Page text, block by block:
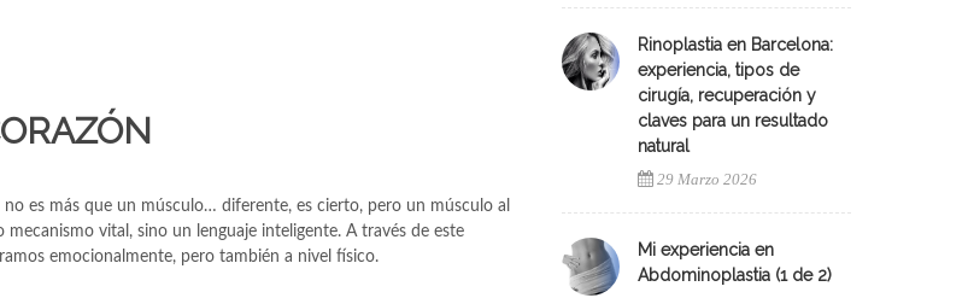
no es más que un músculo… diferente, es cierto, pero un músculo al
vital, sino un lenguaje inteligente. A través de este
emocionalmente, pero también a nivel físico.
Rinoplastia en Barcelona:
experiencia, tipos de
cirugía, recuperación y
claves para un resultado
natural
29 Marzo 2026
Mi experiencia en
Abdominoplastia (1 de 2)